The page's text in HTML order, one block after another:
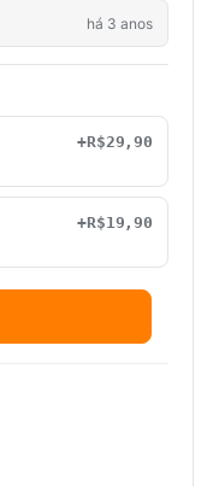
há 3 anos
+R$29,90
+R$19,90